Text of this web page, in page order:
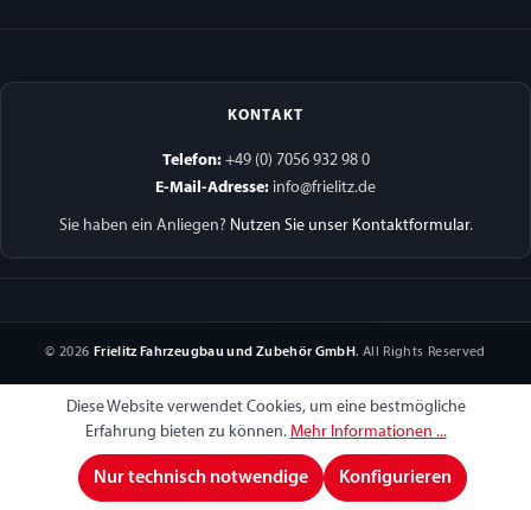
KONTAKT
Telefon:+49 (0) 7056 932 98 0
E-Mail-Adresse: info@frielitz.de
Sie haben ein Anliegen? Nutzen Sie unser Kontaktformular.
© 2026 Frielitz Fahrzeugbau und Zubehör GmbH. All Rights Reserved
Diese Website verwendet Cookies, um eine bestmögliche
Erfahrung bieten zu können. Mehr Informationen ...
Nur technisch notwendige Konfigurieren